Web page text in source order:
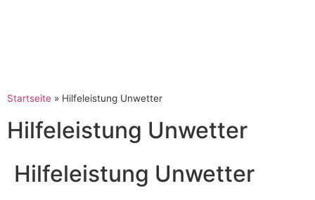
Startseite » Hilfeleistung Unwetter
Hilfeleistung Unwetter
Hilfeleistung Unwetter